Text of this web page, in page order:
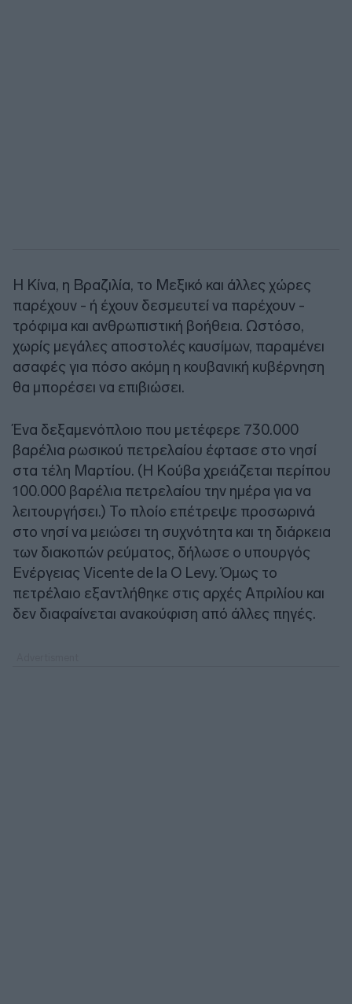
Η Κίνα, η Βραζιλία, το Μεξικό και άλλες χώρες
παρέχουν - ή έχουν δεσμευτεί να παρέχουν -
τρόφιμα και ανθρωπιστική βοήθεια. Ωστόσο,
χωρίς μεγάλες αποστολές καυσίμων, παραμένει
ασαφές για πόσο ακόμη η κουβανική κυβέρνηση
θα μπορέσει να επιβιώσει.
Ένα δεξαμενόπλοιο που μετέφερε 730.000
βαρέλια ρωσικού πετρελαίου έφτασε στο νησί
στα τέλη Μαρτίου. (Η Κούβα χρειάζεται περίπου
100.000 βαρέλια πετρελαίου την ημέρα για να
λειτουργήσει.) Το πλοίο επέτρεψε προσωρινά
στο νησί να μειώσει τη συχνότητα και τη διάρκεια
των διακοπών ρεύματος, δήλωσε ο υπουργός
Ενέργειας Vicente de la O Levy. Όμως το
πετρέλαιο εξαντλήθηκε στις αρχές Απριλίου και
δεν διαφαίνεται ανακούφιση από άλλες πηγές.